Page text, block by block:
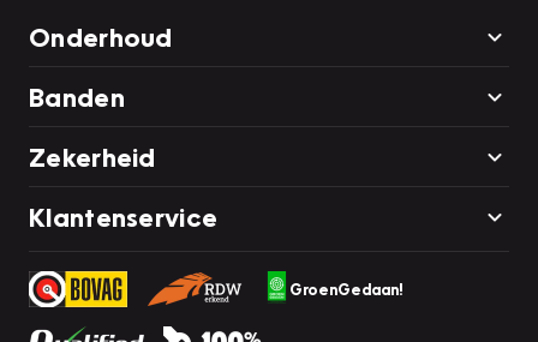
Onderhoud
Banden
Zekerheid
Klantenservice
GroenGedaan!